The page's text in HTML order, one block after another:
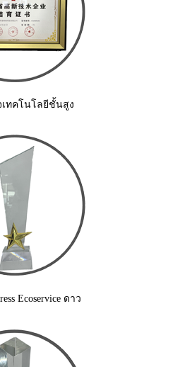
เทคโนโลยีชั้นสูง
Ecoservice ดาว